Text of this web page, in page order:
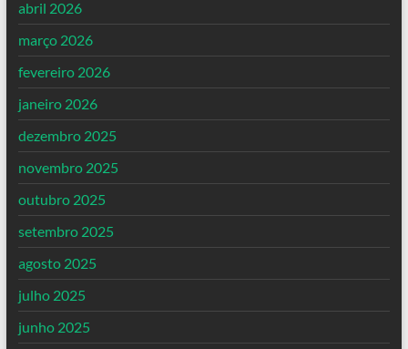
abril 2026
março 2026
fevereiro 2026
janeiro 2026
dezembro 2025
novembro 2025
outubro 2025
setembro 2025
agosto 2025
julho 2025
junho 2025